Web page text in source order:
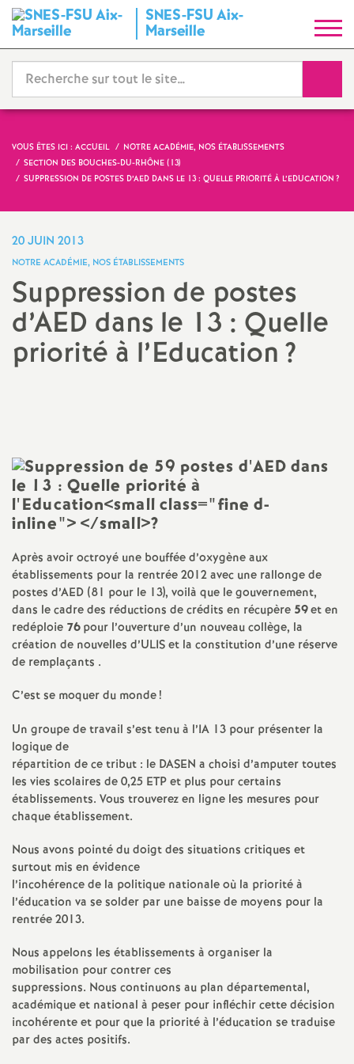
SNES-FSU Aix-
Marseille
y
n
d
i
t
N
i
o
n
a
l
s
E
n
s
e
i
g
n
VOUS ÊTES ICI : ACCUEIL
NOTRE ACADÉMIE, NOS ÉTABLISSEMENTS
SECTION DES BOUCHES-DU-RHÔNE (13)
SUPPRESSION DE POSTES D’AED DANS LE 13 : QUELLE PRIORITÉ À L’EDUCATION ?
20 JUIN 2013
NOTRE ACADÉMIE, NOS ÉTABLISSEMENTS
Suppression de postes
d’AED dans le 13 : Quelle
priorité à l’Education?
Après avoir octroyé une bouffée d’oxygène aux
établissements pour la rentrée 2012 avec une rallonge de
postes d’AED (81 pour le 13), voilà que le gouvernement,
dans le cadre des réductions de crédits en récupère 59et en
redéploie 76pour l’ouverture d’un nouveau collège, la
création de nouvelles d’ULIS et la constitution d’une réserve
de remplaçants .
C’est se moquer du monde!
Un groupe de travail s’est tenu à l’IA 13 pour présenter la
logique de
répartition de ce tribut : le DASEN a choisi d’amputer toutes
les vies scolaires de 0,25 ETP et plus pour certains
établissements. Vous trouverez en ligne les mesures pour
chaque établissement.
Nous avons pointé du doigt des situations critiques et
surtout mis en évidence
l’incohérence de la politique nationale où la priorité à
l’éducation va se solder par une baisse de moyens pour la
rentrée 2013.
Nous appelons les établissements à organiser la
mobilisation pour contrer ces
suppressions. Nous continuons au plan départemental,
académique et national à peser pour infléchir cette décision
incohérente et pour que la priorité à l’éducation se traduise
par des actes positifs.